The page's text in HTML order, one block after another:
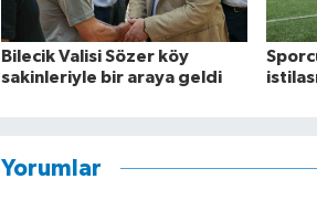
Bilecik Valisi Sözer köy
sakinleriyle bir araya geldi
Yorumlar